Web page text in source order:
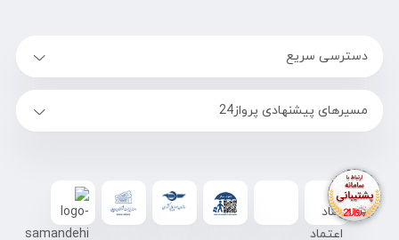
دسترسی سریع
مسیرهای پیشنهادی پرواز24